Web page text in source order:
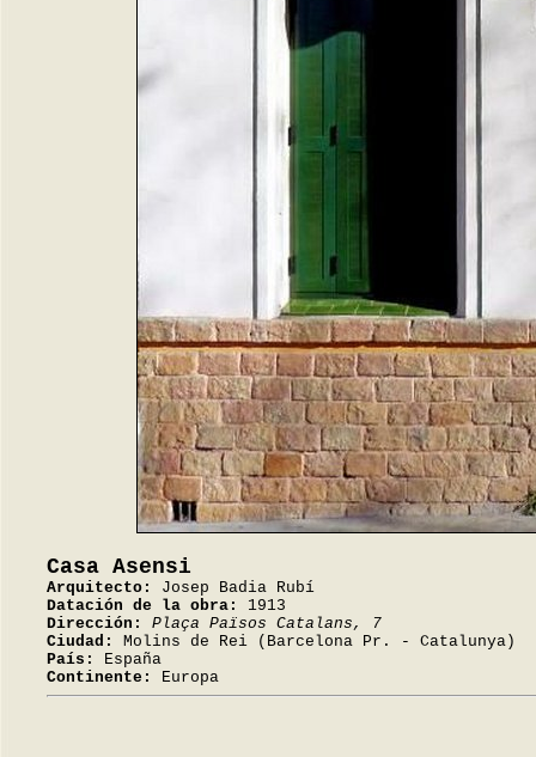
Casa Asensi
Arquitecto:
Josep Badia Rubí
Datación de la obra:
1913
Dirección:
Plaça Països Catalans, 7
Ciudad:
Molins de Rei (Barcelona Pr. - Catalunya)
País:
España
Continente:
Europa